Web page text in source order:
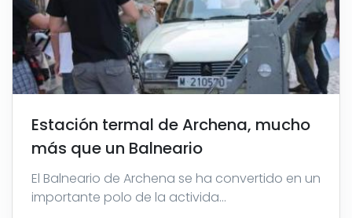
Estación termal de Archena, mucho
más que un Balneario
El Balneario de Archena se ha convertido en un
importante polo de la activida...